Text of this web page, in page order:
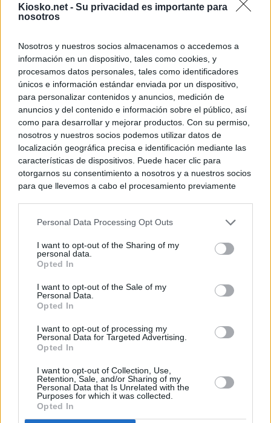
Kiosko.net - Su privacidad es importante para
nosotros
Nosotros y nuestros socios almacenamos o accedemos a
información en un dispositivo, tales como cookies, y
procesamos datos personales, tales como identificadores
únicos e información estándar enviada por un dispositivo,
para personalizar contenidos y anuncios, medición de
anuncios y del contenido e información sobre el público, así
como para desarrollar y mejorar productos. Con su permiso,
nosotros y nuestros socios podemos utilizar datos de
localización geográfica precisa e identificación mediante las
características de dispositivos. Puede hacer clic para
otorgarnos su consentimiento a nosotros y a nuestros socios
para que llevemos a cabo el procesamiento previamente
negar su consentimiento. Tenga en cuenta que algún
de su consentimiento, pero usted tiene el derecho de
rechazar tal procesamiento. Sus preferencias se aplicarán
cualquier momento entrando de nuevo en este sitio web o
visitando nuestra política de privacidad.
Personal Data Processing Opt Outs
I want to opt-out of the Sharing of my
personal data.
Opted In
I want to opt-out of the Sale of my
Personal Data.
Opted In
I want to opt-out of processing my
Personal Data for Targeted Advertising.
Opted In
I want to opt-out of Collection, Use,
Retention, Sale, and/or Sharing of my
Personal Data that Is Unrelated with the
Purposes for which it was collected.
Opted In